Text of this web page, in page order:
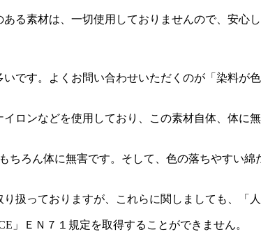
る素材は、一切使用しておりませんので、安心
です。よくお問い合わせいただくのが「染料
ロンなどを使用しており、この素材自体、体
ちろん体に無害です。そして、色の落ちやすい
扱っておりますが、これらに関しましても、「
」ＥＮ７１規定を取得することができません。